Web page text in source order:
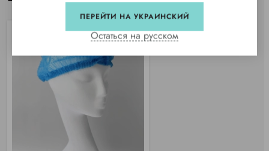
ПЕРЕЙТИ НА УКРАИНСКИЙ
Остаться на русском